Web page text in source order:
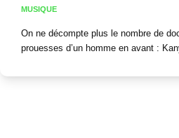
MUSIQUE
On ne décompte plus le nombre de
prouesses d’un homme en avant :